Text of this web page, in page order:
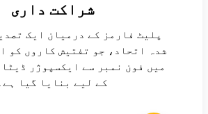
شراکت داری
شدہ اتحاد، جو تفتیش کاروں کو
میں فون نمبر سے ایکسپوژر
کے لیے بنایا گیا ہے۔